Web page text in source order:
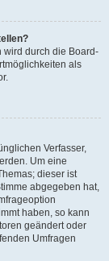
wird durch die Board-
als
Verfasser,
Um eine
dieser ist
abgegeben hat,
haben, so kann
geändert oder
Umfragen